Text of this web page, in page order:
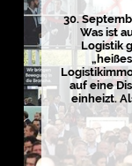
t
s
c
h
l
a
n
d
s
L
o
g
30.
Was ist
Logistik
auf eine
einheizt.